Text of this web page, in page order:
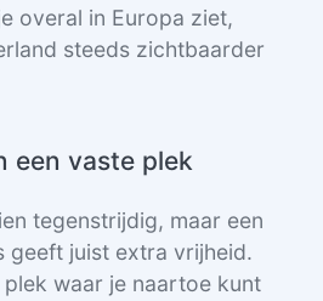
overal in Europa ziet,
steeds zichtbaarder
een vaste plek
tegenstrijdig, maar een
geeft juist extra vrijheid.
waar je naartoe kunt